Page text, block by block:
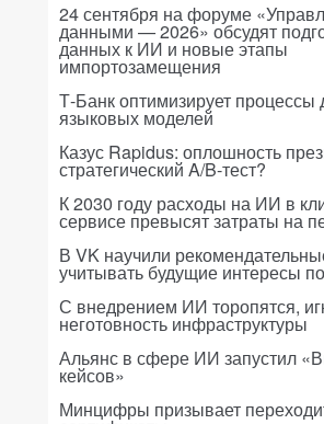
24 сентября на форуме
данными — 2026» обсудят
данных к ИИ и новые этапы
импортозамещения
Т-Банк оптимизирует процессы
языковых моделей
Казус Rapidus: оплошность
стратегический A/B-тест?
К 2030 году расходы на ИИ в
сервисе превысят затраты на
В VK научили
учитывать будущие интересы
С внедрением ИИ торопятся,
неготовность инфраструктуры
Альянс в сфере ИИ запустил
кейсов»
Минцифры призывает